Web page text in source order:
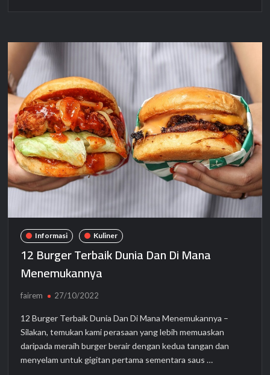
Informasi Kuliner
12 Burger Terbaik Dunia Dan Di Mana
Menemukannya
fairem 27/10/2022
12 Burger Terbaik Dunia Dan Di Mana Menemukannya –
Silakan, temukan kami perasaan yang lebih memuaskan
daripada meraih burger berair dengan kedua tangan dan
menyelam untuk gigitan pertama sementara saus …